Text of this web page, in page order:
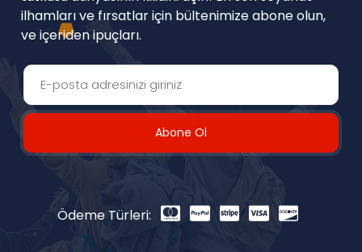
ilhamları ve fırsatlar için bültenimize abone olun,
ve içeriden ipuçları.
Abone Ol
Ödeme Türleri: